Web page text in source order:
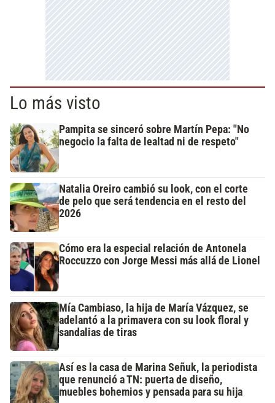
Lo más visto
Pampita se sinceró sobre Martín Pepa: "No
negocio la falta de lealtad ni de respeto"
Natalia Oreiro cambió su look, con el corte
de pelo que será tendencia en el resto del
2026
Cómo era la especial relación de Antonela
Roccuzzo con Jorge Messi más allá de Lionel
Mía Cambiaso, la hija de María Vázquez, se
adelantó a la primavera con su look floral y
sandalias de tiras
Así es la casa de Marina Señuk, la periodista
que renunció a TN: puerta de diseño,
muebles bohemios y pensada para su hija